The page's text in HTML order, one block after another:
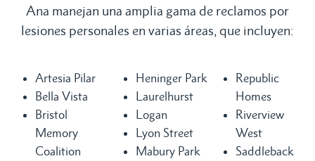
Ana manejan una amplia gama de reclamos por
lesiones personales en varias áreas, que incluyen:
Artesia Pilar
Bella Vista
Bristol
Memory
Coalition
Heninger Park
Laurelhurst
Logan
Lyon Street
Mabury Park
Republic
Homes
Riverview
West
Saddleback